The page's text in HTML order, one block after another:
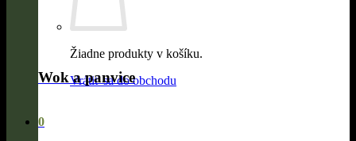
Žiadne produkty v košíku.
Vrátiť sa do obchodu
0
Wok a panvice